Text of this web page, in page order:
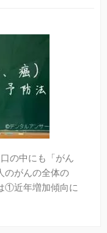
の中にも「がん
のがんの全体の
①近年増加傾向に